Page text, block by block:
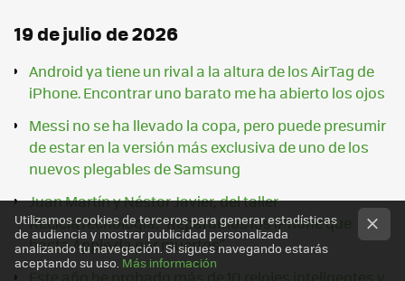
19 de julio de 2026
Android ya tiene un rival a la altura de los AirTag de
iPhone. Encontrar uno barato me ha abierto los ojos
Messi no se ha llevado la copa, pero puede presumir
de estar en la versión más exclusiva de uno de los
nuevos plegables de Samsung
Juan Martín y Néstor Javier, del taller
ReciclaTecnologia: "Reparamos los iPhone que
hasta Apple da por muertos"
Utilizamos cookies de terceros para generar estadísticas
de audiencia y mostrar publicidad personalizada
analizando tu navegación. Si sigues navegando estarás
aceptando su uso. Más información